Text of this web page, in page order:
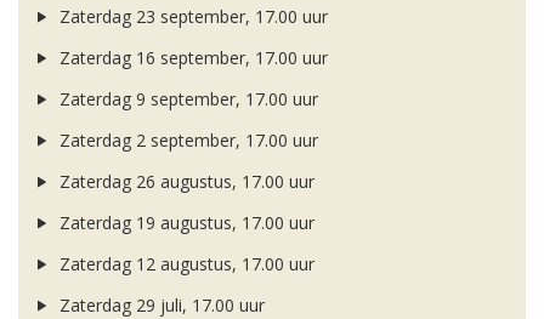
Zaterdag 23 september, 17.00 uur
Zaterdag 16 september, 17.00 uur
Zaterdag 9 september, 17.00 uur
Zaterdag 2 september, 17.00 uur
Zaterdag 26 augustus, 17.00 uur
Zaterdag 19 augustus, 17.00 uur
Zaterdag 12 augustus, 17.00 uur
Zaterdag 29 juli, 17.00 uur